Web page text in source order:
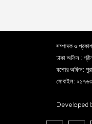
সম্পাদক ও
ঢাকা অফিস :
যশোর অফিস:
মোবাইল:
Developed